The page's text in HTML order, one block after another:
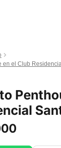
en el Club